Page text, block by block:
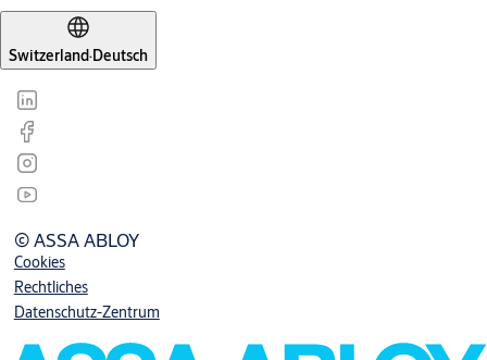
Switzerland·Deutsch
© ASSA ABLOY
Cookies
Rechtliches
Datenschutz-Zentrum